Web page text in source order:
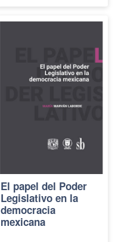
El papel del Poder
Legislativo en la
democracia
mexicana